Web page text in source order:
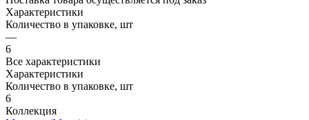
Характеристики
Количество в упаковке, шт
—
6
Все характеристики
Характеристики
Количество в упаковке, шт
6
Коллекция